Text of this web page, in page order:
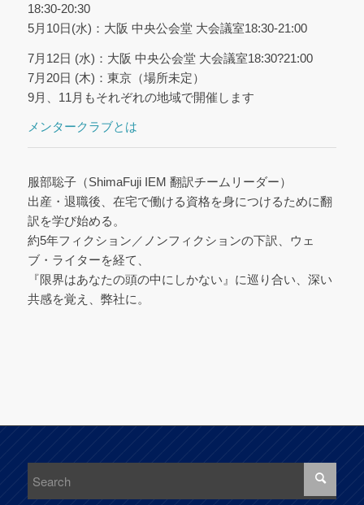
18:30-20:30
5月10日(水)：大阪 中央公会堂 大会議室18:30-21:00
7月12日 (水)：大阪 中央公会堂 大会議室18:30?21:00
7月20日 (木)：東京（場所未定）
9月、11月もそれぞれの地域で開催します
メンタークラブとは
服部聡子（ShimaFuji IEM 翻訳チームリーダー）
出産・退職後、在宅で働ける資格を身につけるために翻
訳を学び始める。
約5年フィクション／ノンフィクションの下訳、ウェ
ブ・ライターを経て、
『限界はあなたの頭の中にしかない』に巡り合い、深い
共感を覚え、弊社に。